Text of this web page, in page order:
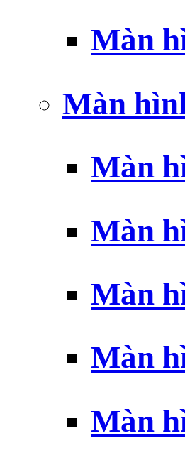
Màn
Màn
Màn
Màn
Màn
Màn
Màn